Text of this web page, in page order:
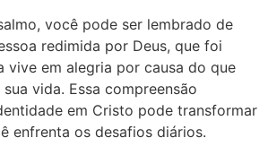
você pode ser lembrado de
redimida por Deus, que foi
vive em alegria por causa do que
vida. Essa compreensão
em Cristo pode transformar
enfrenta os desafios diários.